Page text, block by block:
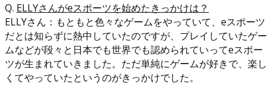
Q. ELLYさんがeスポーツを始めたきっかけは？
ELLYさん：もともと色々なゲームをやっていて、eスポーツ
だとは知らずに熱中していたのですが、プレイしていたゲー
ムなどが段々と日本でも世界でも認められていってeスポー
ツが生まれていきました。ただ単純にゲームが好きで、楽し
くてやっていたというのがきっかけでした。